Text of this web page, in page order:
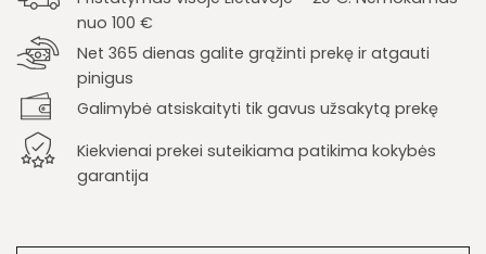
nuo 100 €
Net 365 dienas galite grąžinti prekę ir atgauti
pinigus
Galimybė atsiskaityti tik gavus užsakytą prekę
Kiekvienai prekei suteikiama patikima kokybės
garantija